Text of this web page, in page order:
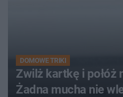
DOMOWE TRIKI
Zwilż kartkę i połóż
Żadna mucha nie